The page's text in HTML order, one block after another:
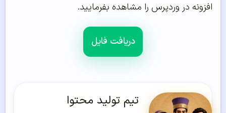
افزونه در وردپرس را مشاهده بفرمایید.
دریافت فایل
تیم تولید محتوا